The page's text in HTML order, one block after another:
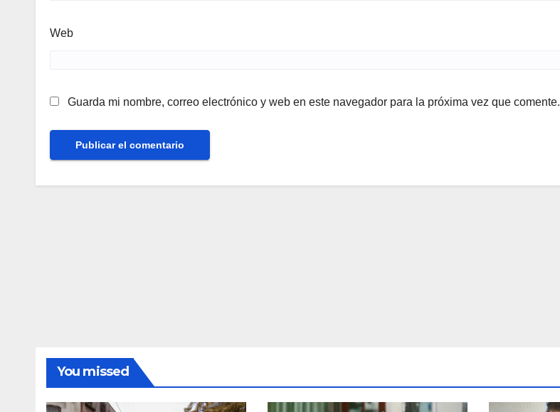
Web
Guarda mi nombre, correo electrónico y web en este navegador para la próxima vez que comente.
You missed